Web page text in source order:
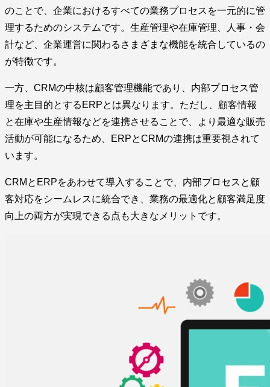
のことで、企業におけるすべての業務プロセスを一元的に管
理するためのシステムです。生産管理や在庫管理、人事・会
計など、企業運営に関わるさまざまな機能を統合しているの
が特徴です。
一方、CRMの中核は顧客管理機能であり、内部プロセス管
理を主目的とするERPとは異なります。ただし、顧客情報
と在庫や生産情報などを連携させることで、より最適な販売
活動が可能になるため、ERPとCRMの連携は重要視されて
います。
CRMとERPをあわせて導入することで、内部プロセスと顧
客対応をシームレスに統合でき、業務の最適化と顧客満足度
向上の両方が実現できる点も大きなメリットです。